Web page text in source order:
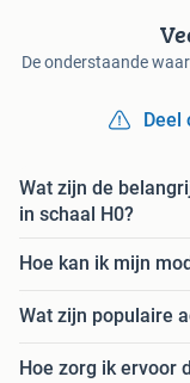
De onderstaande
Deel
Wat zijn de
in schaal H0?
Hoe kan ik mijn
Wat zijn populaire
Hoe zorg ik ervoor